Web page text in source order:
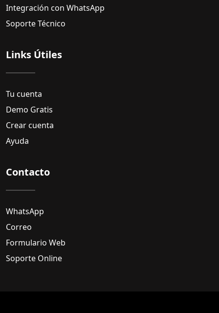
Integración con WhatsApp
Soporte Técnico
Links Útiles
Tu cuenta
Demo Gratis
Crear cuenta
Ayuda
Contacto
WhatsApp
Correo
Formulario Web
Soporte Online